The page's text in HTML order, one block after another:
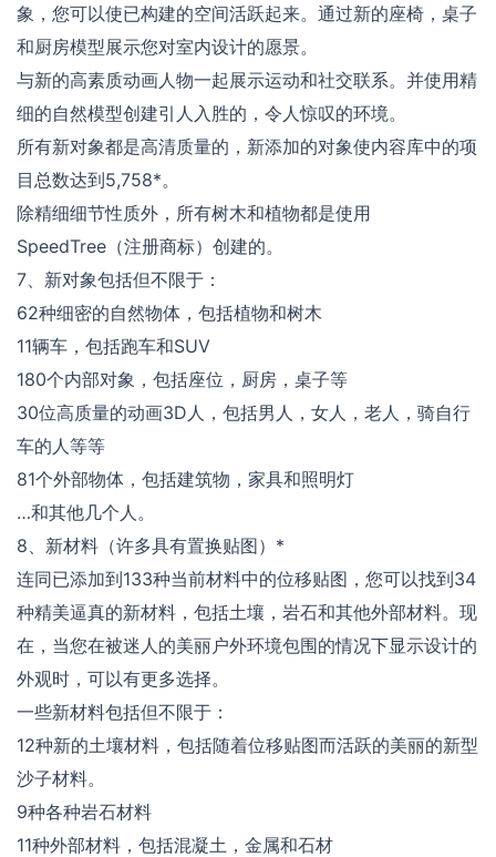
象，您可以使已构建的空间活跃起来。通过新的座椅，桌子
和厨房模型展示您对室内设计的愿景。
与新的高素质动画人物一起展示运动和社交联系。并使用精
细的自然模型创建引人入胜的，令人惊叹的环境。
所有新对象都是高清质量的，新添加的对象使内容库中的项
目总数达到5,758*。
除精细细节性质外，所有树木和植物都是使用
SpeedTree（注册商标）创建的。
7、新对象包括但不限于：
62种细密的自然物体，包括植物和树木
11辆车，包括跑车和SUV
180个内部对象，包括座位，厨房，桌子等
30位高质量的动画3D人，包括男人，女人，老人，骑自行
车的人等等
81个外部物体，包括建筑物，家具和照明灯
…和其他几个人。
8、新材料（许多具有置换贴图）*
连同已添加到133种当前材料中的位移贴图，您可以找到34
种精美逼真的新材料，包括土壤，岩石和其他外部材料。现
在，当您在被迷人的美丽户外环境包围的情况下显示设计的
外观时，可以有更多选择。
一些新材料包括但不限于：
12种新的土壤材料，包括随着位移贴图而活跃的美丽的新型
沙子材料。
9种各种岩石材料
11种外部材料，包括混凝土，金属和石材